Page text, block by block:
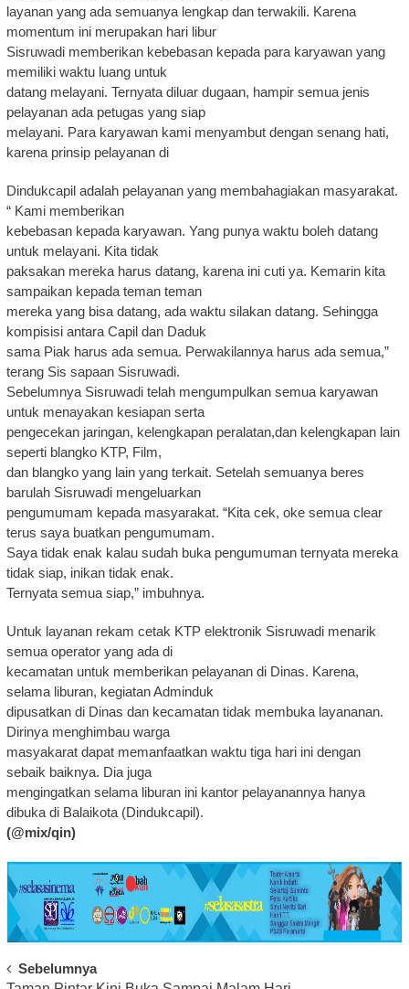
layanan yang ada semuanya lengkap dan terwakili. Karena
momentum ini merupakan hari libur
Sisruwadi memberikan kebebasan kepada para karyawan yang
memiliki waktu luang untuk
datang melayani. Ternyata diluar dugaan, hampir semua jenis
pelayanan ada petugas yang siap
melayani. Para karyawan kami menyambut dengan senang hati,
karena prinsip pelayanan di
Dindukcapil adalah pelayanan yang membahagiakan masyarakat.
“ Kami memberikan
kebebasan kepada karyawan. Yang punya waktu boleh datang
untuk melayani. Kita tidak
paksakan mereka harus datang, karena ini cuti ya. Kemarin kita
sampaikan kepada teman teman
mereka yang bisa datang, ada waktu silakan datang. Sehingga
kompisisi antara Capil dan Daduk
sama Piak harus ada semua. Perwakilannya harus ada semua,”
terang Sis sapaan Sisruwadi.
Sebelumnya Sisruwadi telah mengumpulkan semua karyawan
untuk menayakan kesiapan serta
pengecekan jaringan, kelengkapan peralatan,dan kelengkapan lain
seperti blangko KTP, Film,
dan blangko yang lain yang terkait. Setelah semuanya beres
barulah Sisruwadi mengeluarkan
pengumumam kepada masyarakat. “Kita cek, oke semua clear
terus saya buatkan pengumumam.
Saya tidak enak kalau sudah buka pengumuman ternyata mereka
tidak siap, inikan tidak enak.
Ternyata semua siap,” imbuhnya.
Untuk layanan rekam cetak KTP elektronik Sisruwadi menarik
semua operator yang ada di
kecamatan untuk memberikan pelayanan di Dinas. Karena,
selama liburan, kegiatan Adminduk
dipusatkan di Dinas dan kecamatan tidak membuka layananan.
Dirinya menghimbau warga
masyakarat dapat memanfaatkan waktu tiga hari ini dengan
sebaik baiknya. Dia juga
mengingatkan selama liburan ini kantor pelayanannya hanya
dibuka di Balaikota (Dindukcapil).
(@mix/qin)
Post
Sebelumnya